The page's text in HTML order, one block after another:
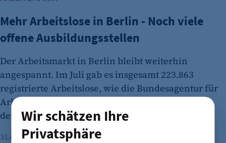
Wir schätzen Ihre
Privatsphäre
Mehr Arbeitslose in Berlin - Noch viele
offene Ausbildungsstellen
Der Arbeitsmarkt in Berlin bleibt weiterhin
angespannt. Im Juli gab es insgesamt 223.863
registrierte Arbeitslose, wie die Bundesagentur für
Arbeit mitteilte. Darüber hinaus schwächelt auch
der Ausbildungsmarkt.
31.07.2026 Lesezeit: 1 Minute